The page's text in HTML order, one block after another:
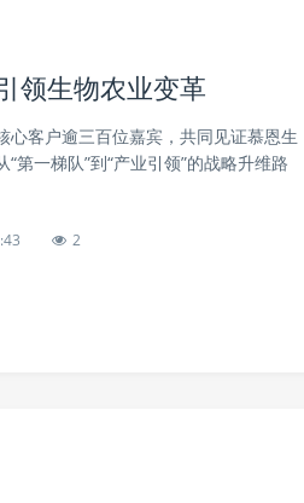
领生物农业变革
客户逾三百位嘉宾，共同见证慕恩生
第一梯队”到“产业引领”的战略升维路
2